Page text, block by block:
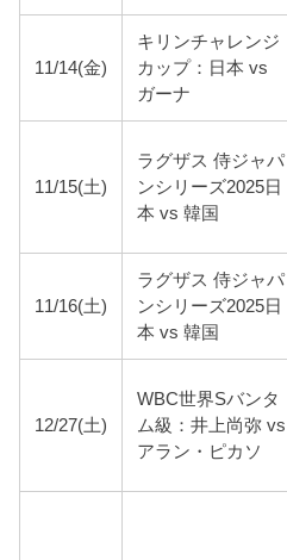
11/14(金)
キリンチャレンジ
カップ：日本 vs
ガーナ
11/15(土)
ラグザス 侍ジャパ
ンシリーズ2025日
本 vs 韓国
11/16(土)
ラグザス 侍ジャパ
ンシリーズ2025日
本 vs 韓国
12/27(土)
WBC世界Sバンタ
ム級：井上尚弥 vs
アラン・ピカソ